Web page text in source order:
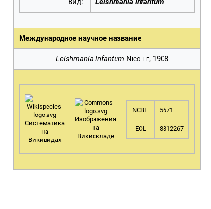
Вид: Leishmania infantum
Международное научное название
Leishmania infantum Nicolle, 1908
Систематика
на
Викивидах
Изображения
на
Викискладе
NCBI 5671
EOL 8812267